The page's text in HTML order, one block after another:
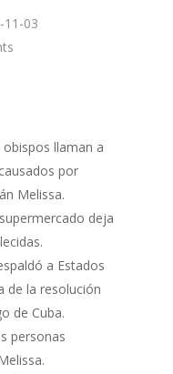
11-03
obispos llaman a
por
Melissa.
deja
a Estados
de la resolución
de Cuba.
personas